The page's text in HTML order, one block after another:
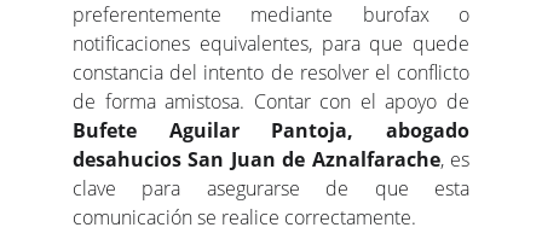
preferentemente mediante burofax o
notificaciones equivalentes, para que quede
constancia del intento de resolver el conflicto
de forma amistosa. Contar con el apoyo de
Bufete Aguilar Pantoja, abogado
desahucios San Juan de Aznalfarache, es
clave para asegurarse de que esta
comunicación se realice correctamente.